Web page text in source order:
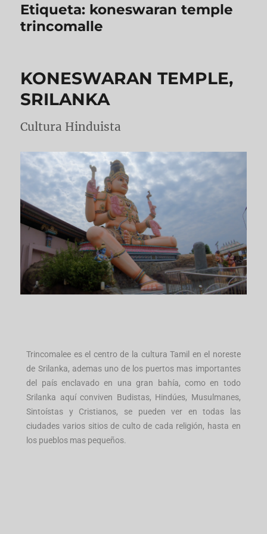
Etiqueta: koneswaran temple
trincomalle
KONESWARAN TEMPLE,
SRILANKA
Cultura Hinduista
Trincomalee es el centro de la cultura Tamil en el noreste
de Srilanka, ademas uno de los puertos mas importantes
del país enclavado en una gran bahía, como en todo
Srilanka aquí conviven Budistas, Hindúes, Musulmanes,
Sintoístas y Cristianos, se pueden ver en todas las
ciudades varios sitios de culto de cada religión, hasta en
los pueblos mas pequeños.